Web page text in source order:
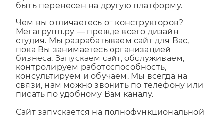
При необходимости дизайн сайта может
Чем вы отличаетесь от конструкторов?
Мегагрупп.ру — прежде всего дизайн
студия. Мы разрабатываем сайт для Вас,
пока Вы занимаетесь организацией
бизнеса. Запускаем сайт, обслуживаем,
контролируем работоспособность,
консультируем и обучаем. Мы всегда на
связи, нам можно звонить по телефону или